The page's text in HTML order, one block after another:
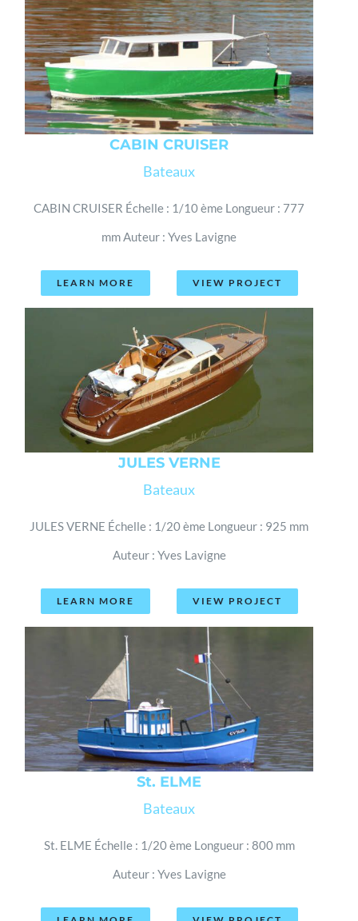
CABIN CRUISER
Bateaux
CABIN CRUISER Échelle : 1/10 ème Longueur : 777
mm Auteur : Yves Lavigne
LEARN MORE VIEW PROJECT
JULES VERNE
Bateaux
JULES VERNE Échelle : 1/20 ème Longueur : 925 mm
Auteur : Yves Lavigne
LEARN MORE VIEW PROJECT
St. ELME
Bateaux
St. ELME Échelle : 1/20 ème Longueur : 800 mm
Auteur : Yves Lavigne